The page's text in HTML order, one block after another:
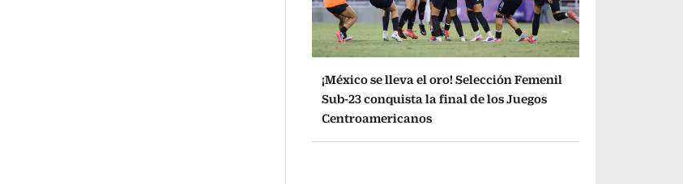
¡México se lleva el oro! Selección Femenil
Sub-23 conquista la final de los Juegos
Centroamericanos